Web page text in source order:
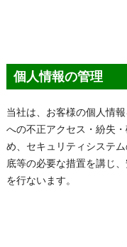
個人情報の管理
当社は、お客様の個人情
への不正アクセス・紛失
め、セキュリティシステ
底等の必要な措置を講じ
を行ないます。